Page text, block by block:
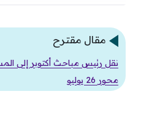
مقال مقترح
نقل رئيس مباحث أكتوبر إلى
محور 26 يوليو